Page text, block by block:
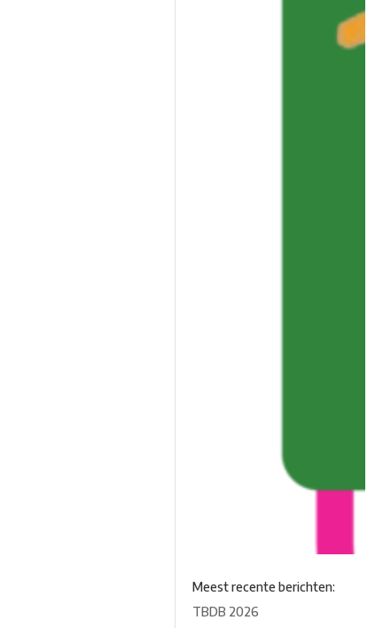
Meest recente berichten:
TBDB 2026